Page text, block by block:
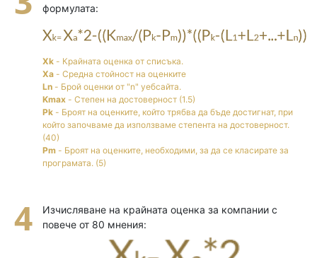
формулата:
Xk - Крайната оценка от списъка.
Xa - Средна стойност на оценките
Ln - Брой оценки от "n" уебсайта.
Kmax - Степен на достоверност (1.5)
Pk - Броят на оценките, който трябва да бъде достигнат, при
който започваме да използваме степента на достоверност.
(40)
Pm - Броят на оценките, необходими, за да се класирате за
програмата. (5)
Изчисляване на крайната оценка за компании с
повече от 80 мнения: